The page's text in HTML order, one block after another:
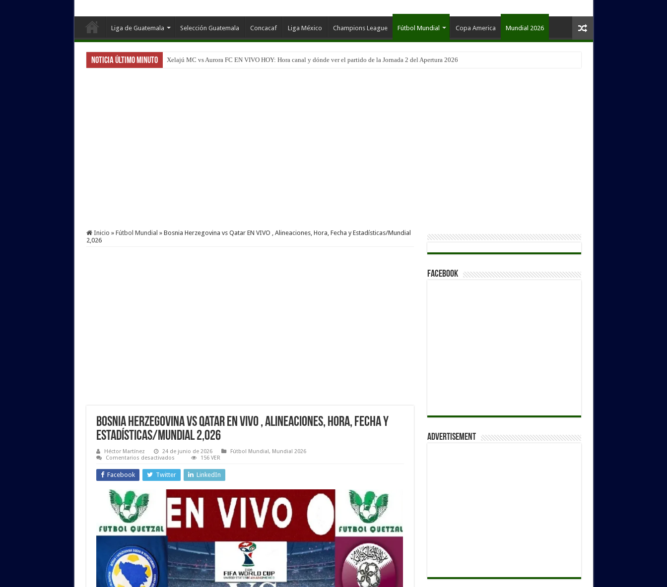
Liga de Guatemala Selección Guatemala Concacaf Liga México Champions League Fútbol Mundial Copa America Mundial 2026
Noticia Último Minuto Xelajú MC vs Aurora FC EN VIVO HOY: Hora canal y dónde ver el partido de la Jornada 2 del Apertura 2026
Inicio » Fútbol Mundial » Bosnia Herzegovina vs Qatar EN VIVO , Alineaciones, Hora, Fecha y Estadísticas/Mundial
2,026
Bosnia Herzegovina vs Qatar EN VIVO , Alineaciones, Hora, Fecha y
Estadísticas/Mundial 2,026
Héctor Martínez 24 de junio de 2026 Fútbol Mundial, Mundial 2026
Comentarios desactivadosen
Herzegovina
vs
Qatar
EN
VIVO
,
Alineaciones,
Hora,
Fecha
y
2,026
156 VER
Facebook Twitter LinkedIn
Facebook
Advertisement